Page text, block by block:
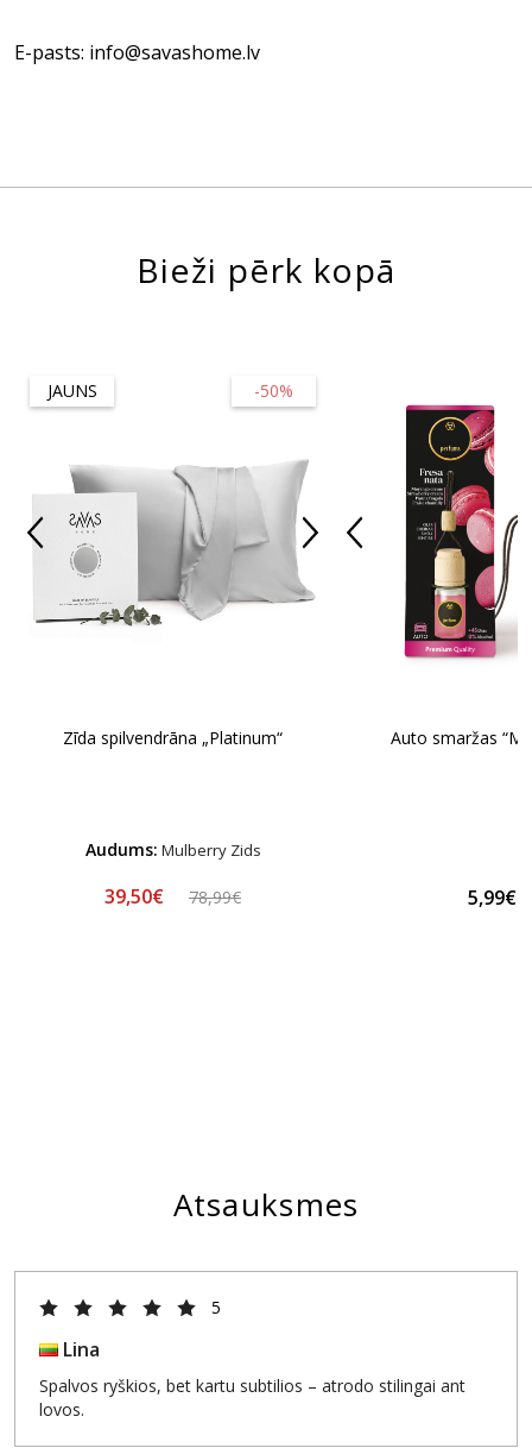
E-pasts: info@savashome.lv
Bieži pērk kopā
-50%
JAUNS
Zīda spilvendrāna „Platinum“
Audums: Mulberry Zids
39,50€ 78,99€
Auto smaržas
5,99€
Atsauksmes
5
Lina
Spalvos ryškios, bet kartu subtilios – atrodo stilingai ant
lovos.